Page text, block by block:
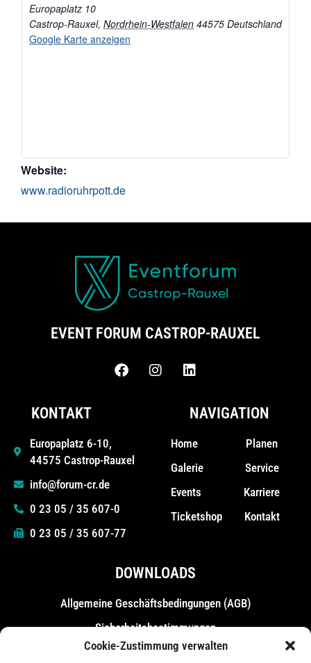
Cookie-Zustimmung verwalten
Europaplatz 10
Castrop-Rauxel, Nordrhein-Westfalen 44575 Deutschland
Google Karte anzeigen
Website:
www.radioruhrpott.de
EVENT FORUM CASTROP-RAUXEL
KONTAKT
Europaplatz 6-10,
44575 Castrop-Rauxel
info@forum-cr.de
0 23 05 / 35 607-0
0 23 05 / 35 607-77
NAVIGATION
Home
Galerie
Events
Ticketshop
Planen
Service
Karriere
Kontakt
DOWNLOADS
Allgemeine Geschäfts­bedingungen (AGB)
Sicherheitsbestimmungen
Messebestimmungen